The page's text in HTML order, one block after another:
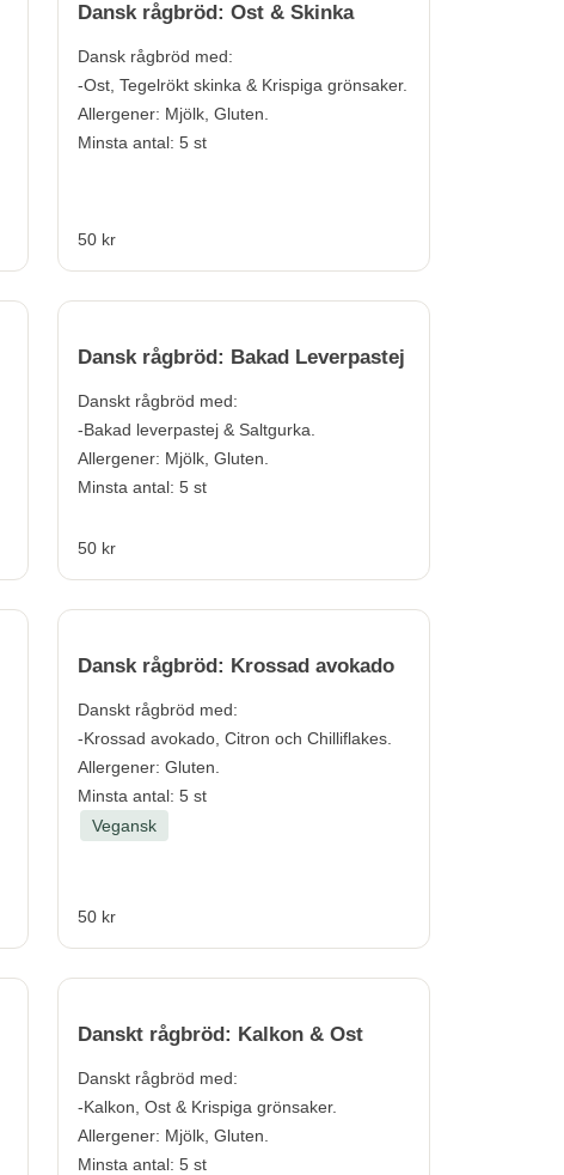
Dansk rågbröd: Ost & Skinka
Dansk rågbröd med:
-Ost, Tegelrökt skinka & Krispiga grönsaker.
Allergener: Mjölk, Gluten.
Minsta antal: 5 st
50 kr
Dansk rågbröd: Bakad Leverpastej
Danskt rågbröd med:
-Bakad leverpastej & Saltgurka.
Allergener: Mjölk, Gluten.
Minsta antal: 5 st
50 kr
Dansk rågbröd: Krossad avokado
Danskt rågbröd med:
-Krossad avokado, Citron och Chilliflakes.
Allergener: Gluten.
Minsta antal: 5 st
Vegansk
50 kr
Danskt rågbröd: Kalkon & Ost
Danskt rågbröd med:
-Kalkon, Ost & Krispiga grönsaker.
Allergener: Mjölk, Gluten.
Minsta antal: 5 st